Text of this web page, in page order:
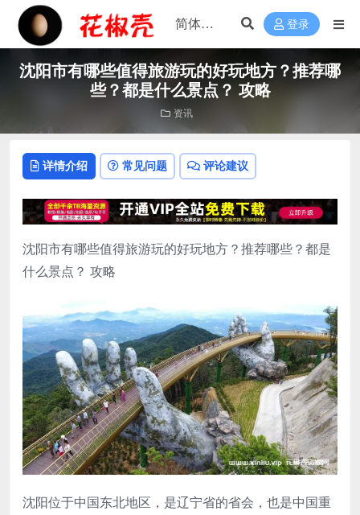
登录
沈阳市有哪些值得旅游玩的好玩地方？推荐哪
些？都是什么景点？ 攻略
资讯
详情介绍 常见问题 评论建议
沈阳市有哪些值得旅游玩的好玩地方？推荐哪些？都是
什么景点？ 攻略
沈阳位于中国东北地区，是辽宁省的省会，也是中国重